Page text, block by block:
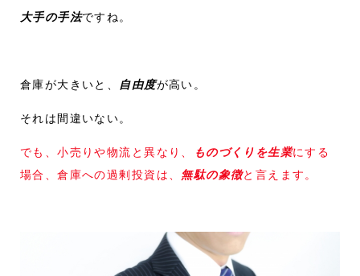
大手の手法ですね。
倉庫が大きいと、 自由度が高い。
それは間違いない。
でも、小売りや物流と異なり、 ものづくりを生業にする
場合、倉庫への過剰投資は、 無駄の象徴と言えます。